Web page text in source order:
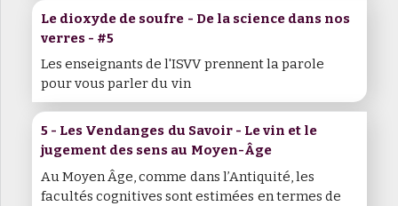
Le dioxyde de soufre - De la science dans nos
verres - #5
Les enseignants de l'ISVV prennent la parole
pour vous parler du vin
5 - Les Vendanges du Savoir - Le vin et le
jugement des sens au Moyen-Âge
Au Moyen Âge, comme dans l’Antiquité, les
facultés cognitives sont estimées en termes de